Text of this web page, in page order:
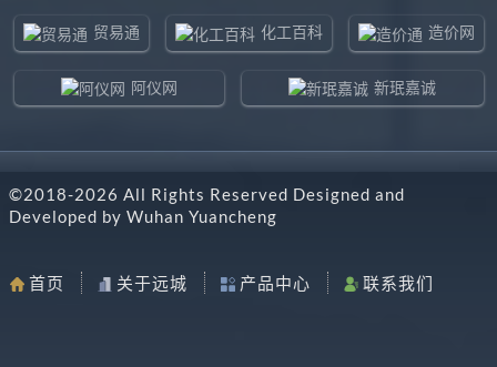
贸易通 化工百科 造价网
阿仪网 新珉嘉诚
东北制造网 药智通
©2018-2026 All Rights Reserved Designed and
Developed by Wuhan Yuancheng
首页 关于远城 产品中心 联系我们